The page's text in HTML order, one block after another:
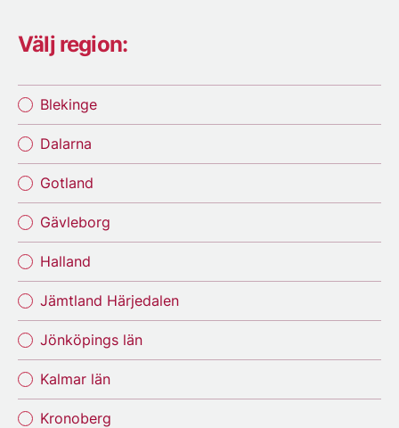
Välj region:
Blekinge
Dalarna
Gotland
Gävleborg
Halland
Jämtland Härjedalen
Jönköpings län
Kalmar län
Kronoberg